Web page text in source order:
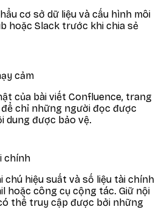
cơ sở dữ liệu và cấu hình môi
hoặc Slack trước khi chia sẻ
cảm
của bài viết Confluence, trang
chỉ những người đọc được
dung được bảo vệ.
chính
chú hiệu suất và số liệu tài chính
hoặc công cụ cộng tác. Giữ nội
thể truy cập được bởi những